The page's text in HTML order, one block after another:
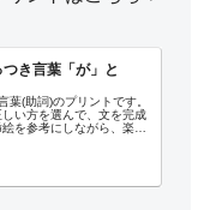
き言葉「が」と
葉(助詞)のプリントです。
しい方を選んで、文を完成
を参考にしながら、楽し